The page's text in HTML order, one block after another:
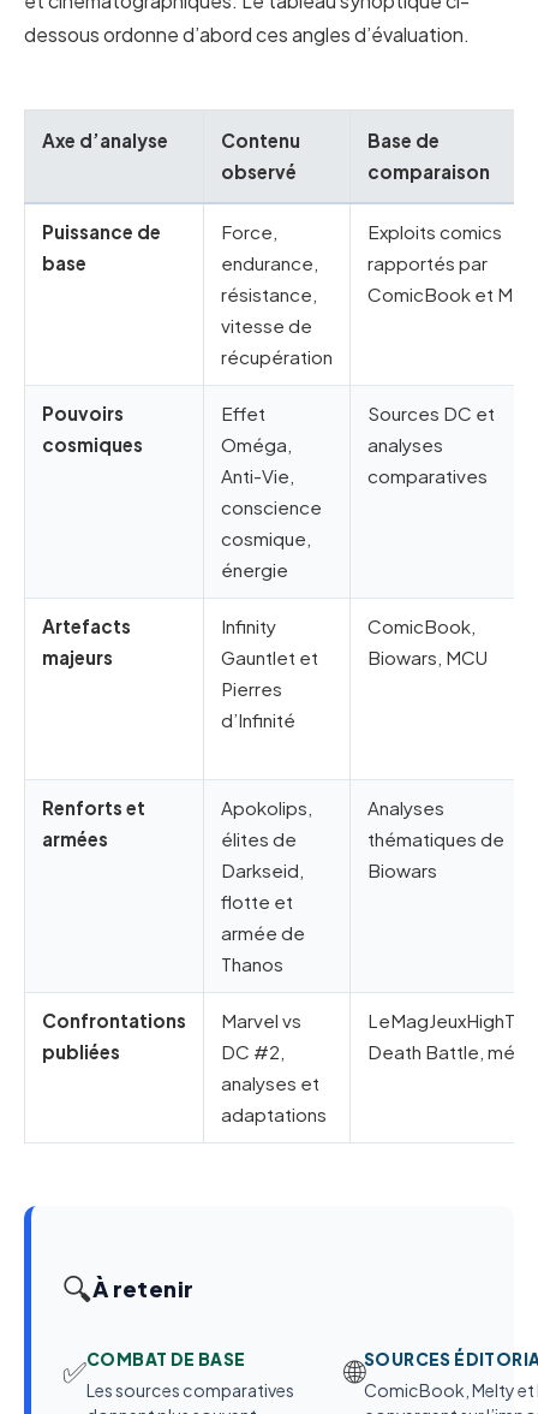
dessous ordonne d’abord ces angles d’évaluation.
Axe d’analyse
Contenu
observé
Base de
comparaison
Puissance de
base
Force,
endurance,
résistance,
vitesse de
récupération
Exploits comics
rapportés par
ComicBook et
Pouvoirs
cosmiques
Effet
Oméga,
Anti-Vie,
conscience
cosmique,
énergie
Sources DC et
analyses
comparatives
Artefacts
majeurs
Infinity
Gauntlet et
Pierres
d’Infinité
ComicBook,
Biowars, MCU
Renforts et
armées
Apokolips,
élites de
Darkseid,
flotte et
armée de
Thanos
Analyses
thématiques de
Biowars
Confrontations
publiées
Marvel vs
DC #2,
analyses et
adaptations
Death Battle,
🔍À retenir
✅COMBAT DE BASE
Les sources comparatives
🌐SOURCES
ComicBook, Melty et